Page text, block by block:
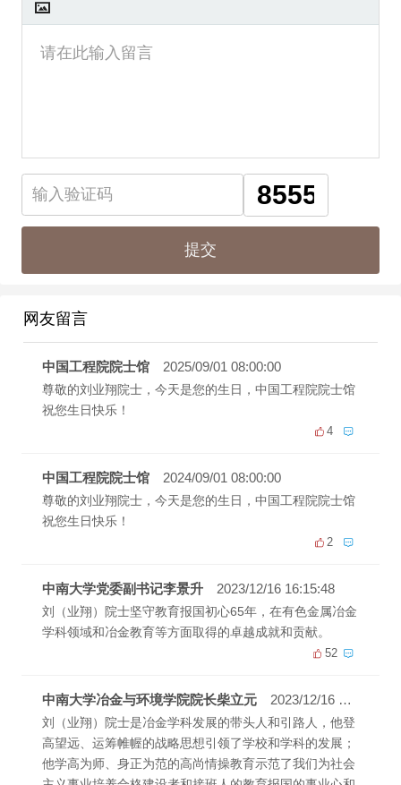
网友留言
中国工程院院士馆 2025/09/01 08:00:00
尊敬的刘业翔院士，今天是您的生日，中国工程院院士馆
祝您生日快乐！
4
中国工程院院士馆 2024/09/01 08:00:00
尊敬的刘业翔院士，今天是您的生日，中国工程院院士馆
祝您生日快乐！
2
中南大学党委副书记李景升 2023/12/16 16:15:48
刘（业翔）院士坚守教育报国初心65年，在有色金属冶金
学科领域和冶金教育等方面取得的卓越成就和贡献。
52
中南大学冶金与环境学院院长柴立元 2023/12/16 16:15:36
刘（业翔）院士是冶金学科发展的带头人和引路人，他登
高望远、运筹帷幄的战略思想引领了学校和学科的发展；
他学高为师、身正为范的高尚情操教育示范了我们为社会